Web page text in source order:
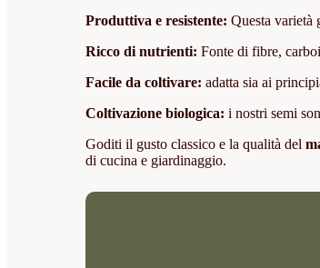
Produttiva e resistente: Questa varietà
Ricco di nutrienti: Fonte di fibre,
Facile da coltivare: adatta sia ai
Coltivazione biologica: i nostri semi
Goditi il gusto classico e la qualità del
di cucina e giardinaggio.